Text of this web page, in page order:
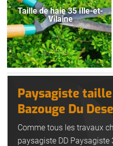
Taille de haie 35 Ille-et-
Vilaine
Paysagiste taille
Bazouge Du
Comme tous les travaux
paysagiste DD Paysagiste